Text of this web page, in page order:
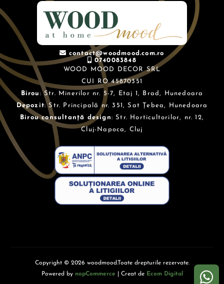
contact@woodmood.com.ro
0740083848
WOOD MOOD DECOR SRL
CUI RO 45870351
Birou : Str. Minerilor nr. 5-7, Etaj 1, Brad, Hunedoara
Depozit: Str. Principală nr. 351, Sat Țebea, Hunedoara
Birou consultanță design: Str. Horticultorilor, nr. 12,
Cluj-Napoca, Cluj
Copyright © 2026 woodmood.Toate drepturile rezervate.
Powered by nopCommerce | Creat de Ecom Digital